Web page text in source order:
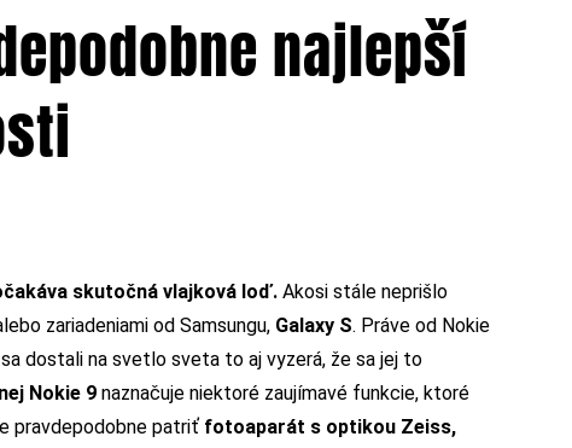
najlepší
skutočná vlajková loď. Akosi stále neprišlo
zariadeniami od Samsungu, Galaxy S. Práve od Nokie
dostali na svetlo sveta to aj vyzerá, že sa jej to
Nokie 9 naznačuje niektoré zaujímavé funkcie, ktoré
pravdepodobne patriť fotoaparát s optikou Zeiss,